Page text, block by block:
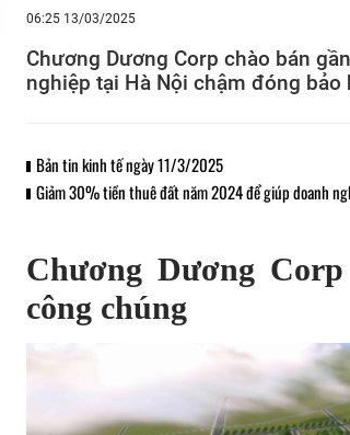
06:25 13/03/2025
Chương Dương Corp chào bán
nghiệp tại Hà Nội chậm đóng
Bản tin kinh tế ngày 11/3/2025
Giảm 30% tiền thuê đất năm 2024 để giúp doanh
Chương Dương
công chúng